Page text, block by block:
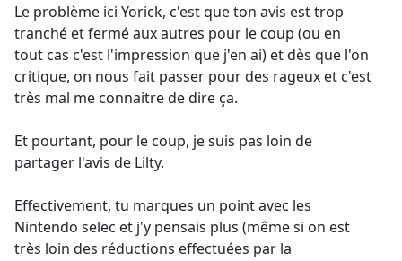
Le problème ici Yorick, c'est que ton avis est trop
tranché et fermé aux autres pour le coup (ou en
tout cas c'est l'impression que j'en ai) et dès que l'on
critique, on nous fait passer pour des rageux et c'est
très mal me connaitre de dire ça.
Et pourtant, pour le coup, je suis pas loin de
partager l'avis de Lilty.
Effectivement, tu marques un point avec les
Nintendo selec et j'y pensais plus (même si on est
très loin des réductions effectuées par la